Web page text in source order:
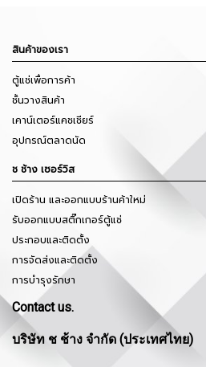
สินค้าของเรา
ตู้แช่เพื่อการค้า
ชั้นวางสินค้า
เคาน์เตอร์แคชเชียร์
อุปกรณ์ตลาดนัด
ช ช้าง เซอร์วิส
เปิดร้าน และออกแบบร้านค้าใหม่
รับออกแบบสติ๊กเกอร์ตู้แช่
ประกอบและติดตั้ง
การจัดส่งและติดตั้ง
การบำรุงรักษา
Contact us.
บริษัท ช ช้าง จำกัด (ประเทศไทย)